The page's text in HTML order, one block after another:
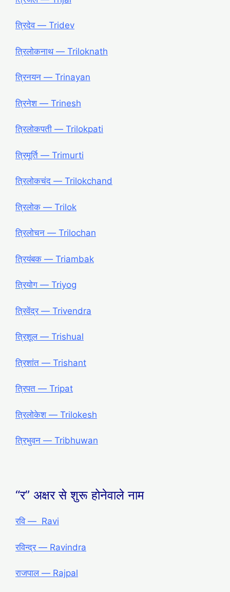
त्रिदेव ― Tridev
त्रिलोकनाथ ― Triloknath
त्रिनयन ― Trinayan
त्रिनेश ― Trinesh
त्रिलोकपती ― Trilokpati
त्रिमूर्ति ― Trimurti
त्रिलोकचंद ― Trilokchand
त्रिलोक ― Trilok
त्रिलोचन ― Trilochan
त्रियंबक ― Triambak
त्रियोग ― Triyog
त्रिवेंद्र ― Trivendra
त्रिशूल ― Trishual
त्रिशांत ― Trishant
त्रिपत ― Tripat
त्रिलोकेश ― Trilokesh
त्रिभुवन ― Tribhuwan
“र” अक्षर से शुरू होनेवाले नाम
रवि ― Ravi
रविन्द्र ― Ravindra
राजपाल ― Rajpal